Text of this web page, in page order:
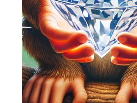
Legendarni dijmant,
u srcu džungle.